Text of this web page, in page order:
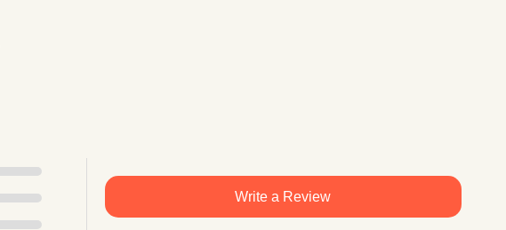
Write a Review